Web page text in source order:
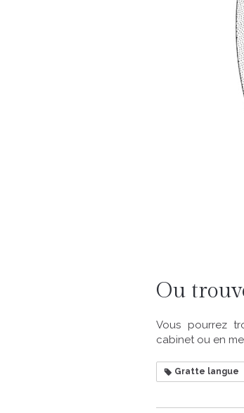
Ou
Vous pourrez
cabinet ou en
Gratte langue